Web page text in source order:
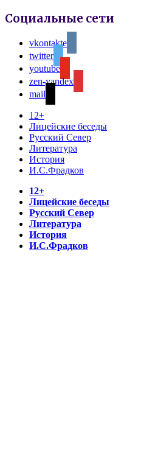
Социальные сети
vkontakte
twitter
youtube
zen-yandex
mail
12+
Лицейские беседы
Русский Север
Литература
История
И.С.Фрадков
12+
Лицейские беседы
Русский Север
Литература
История
И.С.Фрадков